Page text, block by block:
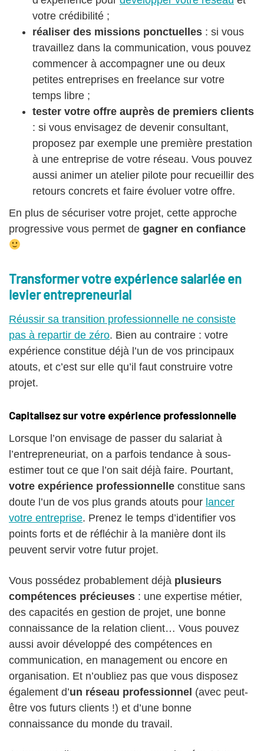
votre crédibilité ;
réaliser des missions ponctuelles : si vous
travaillez dans la communication, vous pouvez
commencer à accompagner une ou deux
petites entreprises en freelance sur votre
temps libre ;
tester votre offre auprès de premiers clients
: si vous envisagez de devenir consultant,
proposez par exemple une première prestation
à une entreprise de votre réseau. Vous pouvez
aussi animer un atelier pilote pour recueillir des
retours concrets et faire évoluer votre offre.
En plus de sécuriser votre projet, cette approche
progressive vous permet de gagner en confiance
Transformer votre expérience salariée en
levier entrepreneurial
Réussir sa transition professionnelle ne consiste
pas à repartir de zéro. Bien au contraire : votre
expérience constitue déjà l’un de vos principaux
atouts, et c’est sur elle qu’il faut construire votre
projet.
Capitalisez sur votre expérience professionnelle
Lorsque l’on envisage de passer du salariat à
l’entrepreneuriat, on a parfois tendance à sous-
estimer tout ce que l’on sait déjà faire. Pourtant,
votre expérience professionnelle constitue sans
doute l’un de vos plus grands atouts pour lancer
votre entreprise. Prenez le temps d’identifier vos
points forts et de réfléchir à la manière dont ils
peuvent servir votre futur projet.
Vous possédez probablement déjà plusieurs
compétences précieuses : une expertise métier,
des capacités en gestion de projet, une bonne
connaissance de la relation client… Vous pouvez
aussi avoir développé des compétences en
communication, en management ou encore en
organisation. Et n’oubliez pas que vous disposez
également d’un réseau professionnel (avec peut-
être vos futurs clients !) et d’une bonne
connaissance du monde du travail.